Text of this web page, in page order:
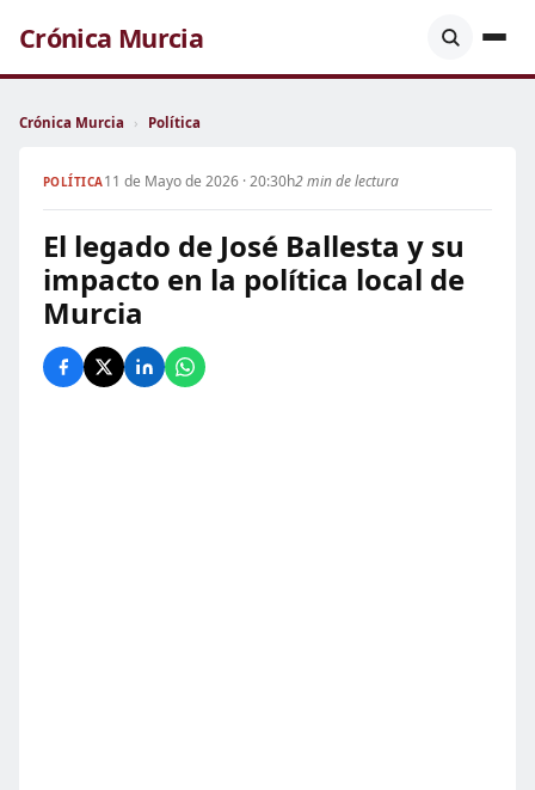
Crónica Murcia
Crónica Murcia › Política
POLÍTICA11 de Mayo de 2026 · 20:30h2 min de lectura
El legado de José Ballesta y su
impacto en la política local de
Murcia